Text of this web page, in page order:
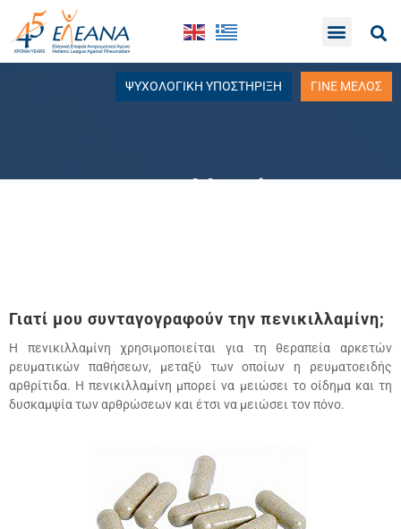
ΨΥΧΟΛΟΓΙΚΗ ΥΠΟΣΤΗΡΙΞΗ ΓΙΝΕ ΜΕΛΟΣ
Πενικιλλαμίνη
Γιατί µου συνταγογραφούν την πενικιλλαµίνη;
Η πενικιλλαµίνη χρησιµοποιείται για τη θεραπεία αρκετών
ρευµατικών παθήσεων, µεταξύ των οποίων η ρευµατοειδής
αρθρίτιδα. Η πενικιλλαµίνη µπορεί να µειώσει το οίδηµα και τη
δυσκαµψία των αρθρώσεων και έτσι να µειώσει τον πόνο.